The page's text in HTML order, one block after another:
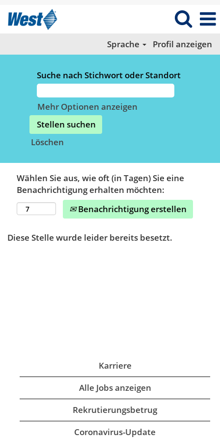
Sprache Profil anzeigen
Suche nach Stichwort oder Standort
Mehr Optionen anzeigen
Löschen
Wählen Sie aus, wie oft (in Tagen) Sie eine
Benachrichtigung erhalten möchten:
Benachrichtigung erstellen
Diese Stelle wurde leider bereits besetzt.
Karriere
Alle Jobs anzeigen
Rekrutierungsbetrug
Coronavirus-Update